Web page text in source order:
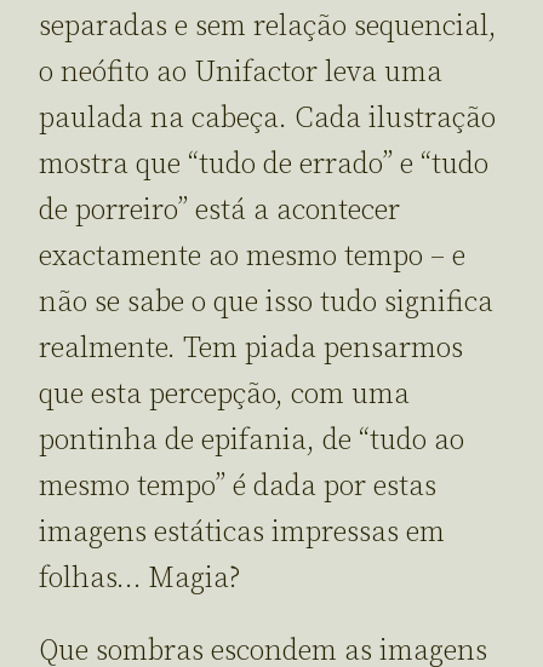
separadas e sem relação sequencial,
o neófito ao Unifactor leva uma
paulada na cabeça. Cada ilustração
mostra que “tudo de errado” e “tudo
de porreiro” está a acontecer
exactamente ao mesmo tempo – e
não se sabe o que isso tudo significa
realmente. Tem piada pensarmos
que esta percepção, com uma
pontinha de epifania, de “tudo ao
mesmo tempo” é dada por estas
imagens estáticas impressas em
folhas… Magia?
Que sombras escondem as imagens